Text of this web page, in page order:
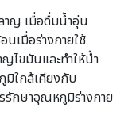
าญ เมื่อดื่มน้ำอุ่น
นเมื่อร่างกายใช้
ไขมันและทำให้น้ำ
มิใกล้เคียงกับ
รักษาอุณหภูมิร่างกาย